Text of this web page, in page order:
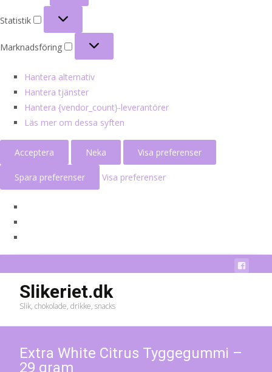
Statistik
Marknadsföring
Hantera alternativ
Hantera tjänster
Hantera {vendor_count}-leverantörer
Läs mer om dessa syften
Acceptera Neka Visa preferenser
Spara preferenser Visa preferenser
Slikeriet.dk
Slik, chokolade, drikke, snacks
Extra White Citrus Tyggegummi –
29 gram